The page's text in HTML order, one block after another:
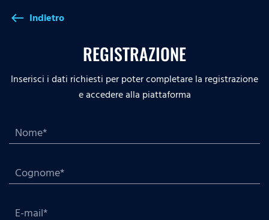
west Indietro
REGISTRAZIONE
Inserisci i dati richiesti per poter completare la registrazione
e accedere alla piattaforma